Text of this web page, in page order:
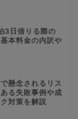
3日借りる際の
本料金の内訳や
懸念されるリス
る失敗事例や成
対策を解説